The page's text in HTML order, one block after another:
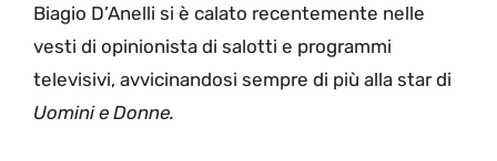
Biagio D’Anelli si è calato recentemente nelle
vesti di opinionista di salotti e programmi
televisivi, avvicinandosi sempre di più alla star di
Uomini e Donne.